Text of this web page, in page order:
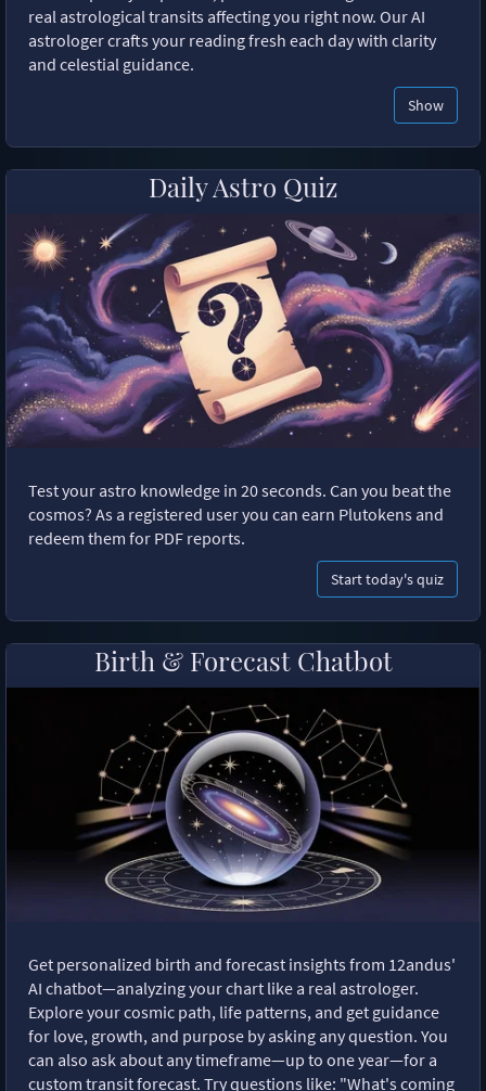
real astrological transits affecting you right now. Our AI
astrologer crafts your reading fresh each day with clarity
and celestial guidance.
Show
Daily Astro Quiz
Test your astro knowledge in 20 seconds. Can you beat the
cosmos? As a registered user you can earn Plutokens and
redeem them for PDF reports.
Start today's quiz
Birth & Forecast Chatbot
Get personalized birth and forecast insights from 12andus'
AI chatbot—analyzing your chart like a real astrologer.
Explore your cosmic path, life patterns, and get guidance
for love, growth, and purpose by asking any question. You
can also ask about any timeframe—up to one year—for a
custom transit forecast. Try questions like: "What's coming